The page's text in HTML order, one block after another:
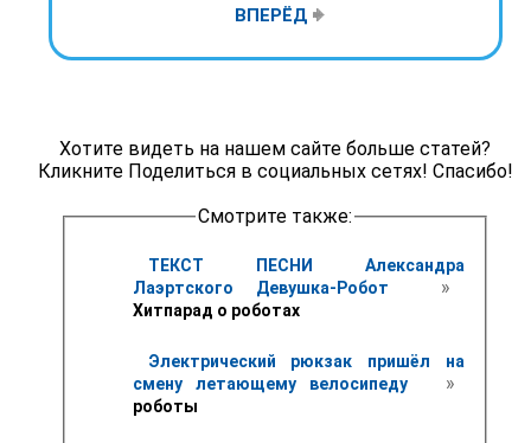
ВПЕРЁД
Хотите видеть на нашем сайте больше статей?
Кликните Поделиться в социальных сетях! Спасибо!
Смотрите также:
ТЕКСТ ПЕСНИ Александра
Лаэртского Девушка-Робот
»
Хитпарад о роботах
Электрический рюкзак пришёл на
смену летающему велосипеду
»
роботы